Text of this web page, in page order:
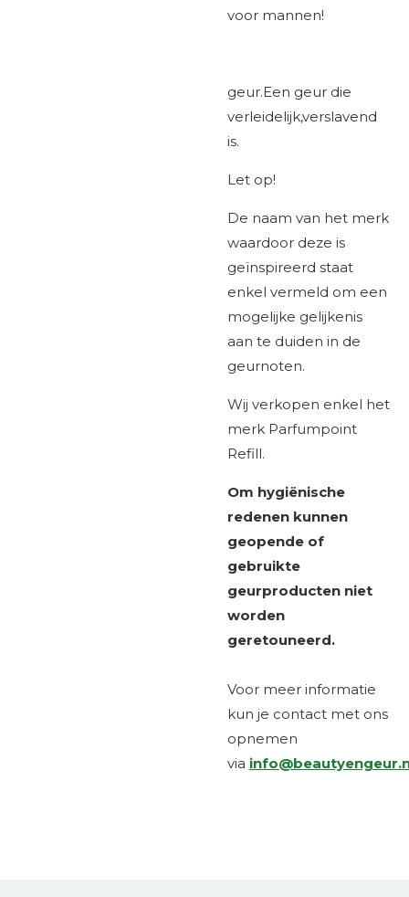
voor mannen!
geur.Een geur die
verleidelijk,verslavend
is.
Let op!
De naam van het merk
waardoor deze is
geïnspireerd staat
enkel vermeld om een
mogelijke gelijkenis
aan te duiden in de
geurnoten.
Wij verkopen enkel het
merk Parfumpoint
Refill.
Om hygiënische
redenen kunnen
geopende of
gebruikte
geurproducten niet
worden
geretouneerd.
Voor meer informatie
kun je contact met ons
opnemen
via